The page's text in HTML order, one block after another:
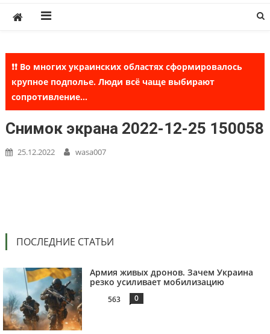
❗❗ Во многих украинских областях сформировалось
крупное подполье. Люди всё чаще выбирают
сопротивление...
Снимок экрана 2022-12-25 150058
25.12.2022 wasa007
ПОСЛЕДНИЕ СТАТЬИ
Армия живых дронов. Зачем Украина
резко усиливает мобилизацию
563 0